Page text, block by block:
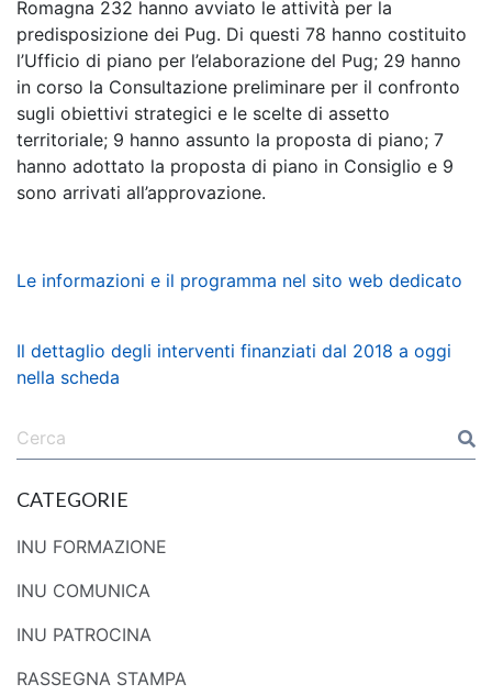
Romagna 232 hanno avviato le attività per la
predisposizione dei Pug. Di questi 78 hanno costituito
l’Ufficio di piano per l’elaborazione del Pug; 29 hanno
in corso la Consultazione preliminare per il confronto
sugli obiettivi strategici e le scelte di assetto
territoriale; 9 hanno assunto la proposta di piano; 7
hanno adottato la proposta di piano in Consiglio e 9
sono arrivati all’approvazione.
Le informazioni e il programma nel sito web dedicato
Il dettaglio degli interventi finanziati dal 2018 a oggi
nella scheda
CATEGORIE
INU FORMAZIONE
INU COMUNICA
INU PATROCINA
RASSEGNA STAMPA